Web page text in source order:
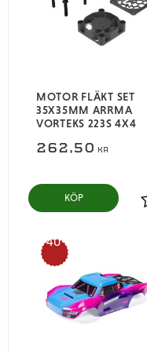
MOTOR FLÄKT SET
35X35MM ARRMA
VORTEKS 223S 4X4
262,50 KR
KÖP
40
%